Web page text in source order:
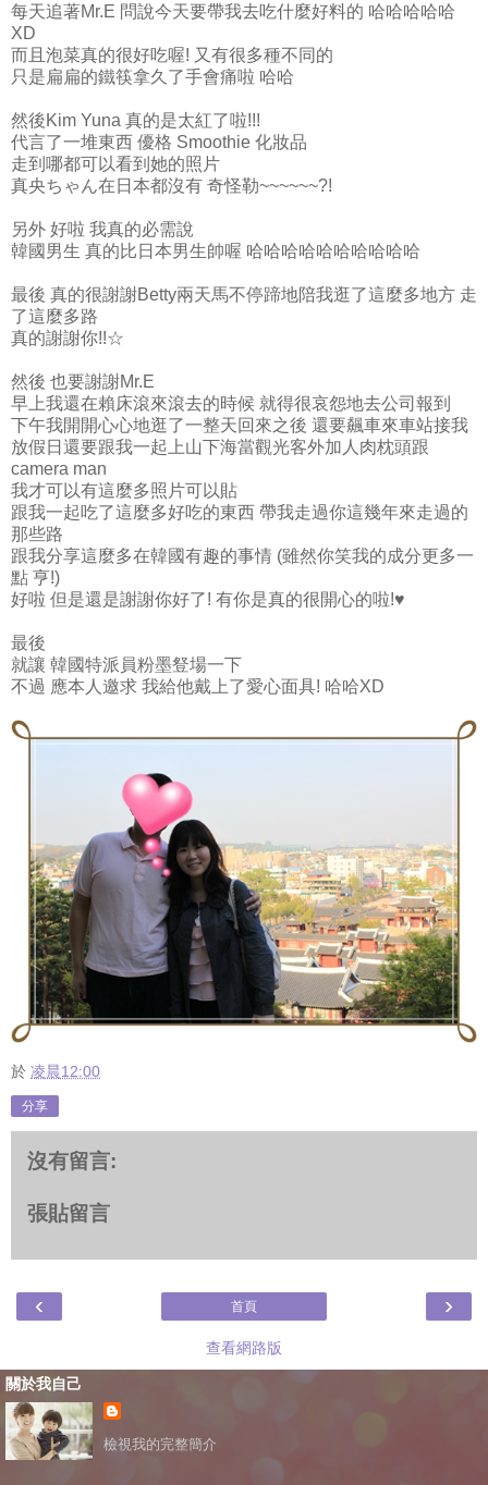
每天追著Mr.E 問說今天要帶我去吃什麼好料的 哈哈哈哈哈
XD
而且泡菜真的很好吃喔! 又有很多種不同的
只是扁扁的鐵筷拿久了手會痛啦 哈哈
然後Kim Yuna 真的是太紅了啦!!!
代言了一堆東西 優格 Smoothie 化妝品
走到哪都可以看到她的照片
真央ちゃん在日本都沒有 奇怪勒~~~~~~?!
另外 好啦 我真的必需說
韓國男生 真的比日本男生帥喔 哈哈哈哈哈哈哈哈哈哈
最後 真的很謝謝Betty兩天馬不停蹄地陪我逛了這麼多地方 走
了這麼多路
真的謝謝你!!☆
然後 也要謝謝Mr.E
早上我還在賴床滾來滾去的時候 就得很哀怨地去公司報到
下午我開開心心地逛了一整天回來之後 還要飆車來車站接我
放假日還要跟我一起上山下海當觀光客外加人肉枕頭跟
camera man
我才可以有這麼多照片可以貼
跟我一起吃了這麼多好吃的東西 帶我走過你這幾年來走過的
那些路
跟我分享這麼多在韓國有趣的事情 (雖然你笑我的成分更多一
點 亨!)
好啦 但是還是謝謝你好了! 有你是真的很開心的啦!♥
最後
就讓 韓國特派員粉墨豋場一下
不過 應本人邀求 我給他戴上了愛心面具! 哈哈XD
於 凌晨12:00
分享
沒有留言:
張貼留言
‹ ›
首頁
查看網路版
關於我自己
檢視我的完整簡介